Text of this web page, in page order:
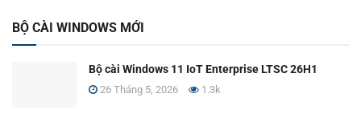
BỘ CÀI WINDOWS MỚI
Bộ cài Windows 11 IoT Enterprise LTSC 26H1
26 Tháng 5, 2026 1.3k